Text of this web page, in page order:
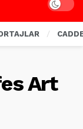
Dark
Art